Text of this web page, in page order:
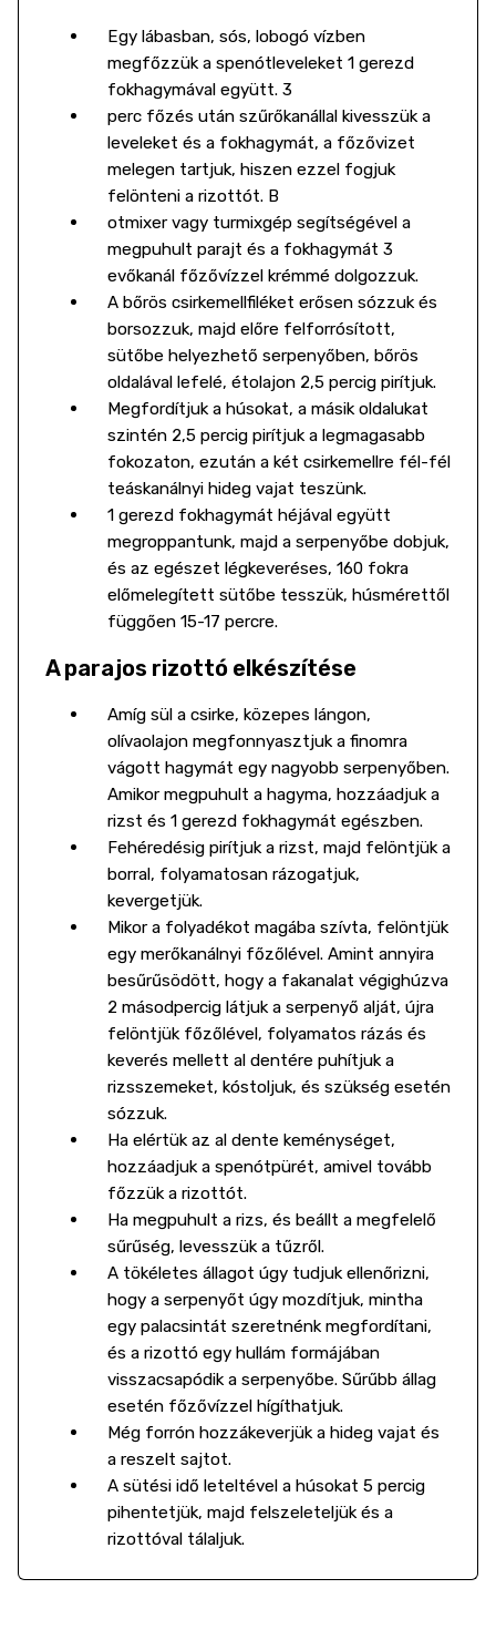
Egy lábasban, sós, lobogó vízben
megfőzzük a spenótleveleket 1 gerezd
fokhagymával együtt. 3
perc főzés után szűrőkanállal kivesszük a
leveleket és a fokhagymát, a főzővizet
melegen tartjuk, hiszen ezzel fogjuk
felönteni a rizottót. B
otmixer vagy turmixgép segítségével a
megpuhult parajt és a fokhagymát 3
evőkanál főzővízzel krémmé dolgozzuk.
A bőrös csirkemellfiléket erősen sózzuk és
borsozzuk, majd előre felforrósított,
sütőbe helyezhető serpenyőben, bőrös
oldalával lefelé, étolajon 2,5 percig pirítjuk.
Megfordítjuk a húsokat, a másik oldalukat
szintén 2,5 percig pirítjuk a legmagasabb
fokozaton, ezután a két csirkemellre fél-fél
teáskanálnyi hideg vajat teszünk.
1 gerezd fokhagymát héjával együtt
megroppantunk, majd a serpenyőbe dobjuk,
és az egészet légkeveréses, 160 fokra
előmelegített sütőbe tesszük, húsmérettől
függően 15-17 percre.
A parajos rizottó elkészítése
Amíg sül a csirke, közepes lángon,
olívaolajon megfonnyasztjuk a finomra
vágott hagymát egy nagyobb serpenyőben.
Amikor megpuhult a hagyma, hozzáadjuk a
rizst és 1 gerezd fokhagymát egészben.
Fehéredésig pirítjuk a rizst, majd felöntjük a
borral, folyamatosan rázogatjuk,
kevergetjük.
Mikor a folyadékot magába szívta, felöntjük
egy merőkanálnyi főzőlével. Amint annyira
besűrűsödött, hogy a fakanalat végighúzva
2 másodpercig látjuk a serpenyő alját, újra
felöntjük főzőlével, folyamatos rázás és
keverés mellett al dentére puhítjuk a
rizsszemeket, kóstoljuk, és szükség esetén
sózzuk.
Ha elértük az al dente keménységet,
hozzáadjuk a spenótpürét, amivel tovább
főzzük a rizottót.
Ha megpuhult a rizs, és beállt a megfelelő
sűrűség, levesszük a tűzről.
A tökéletes állagot úgy tudjuk ellenőrizni,
hogy a serpenyőt úgy mozdítjuk, mintha
egy palacsintát szeretnénk megfordítani,
és a rizottó egy hullám formájában
visszacsapódik a serpenyőbe. Sűrűbb állag
esetén főzővízzel hígíthatjuk.
Még forrón hozzákeverjük a hideg vajat és
a reszelt sajtot.
A sütési idő leteltével a húsokat 5 percig
pihentetjük, majd felszeleteljük és a
rizottóval tálaljuk.